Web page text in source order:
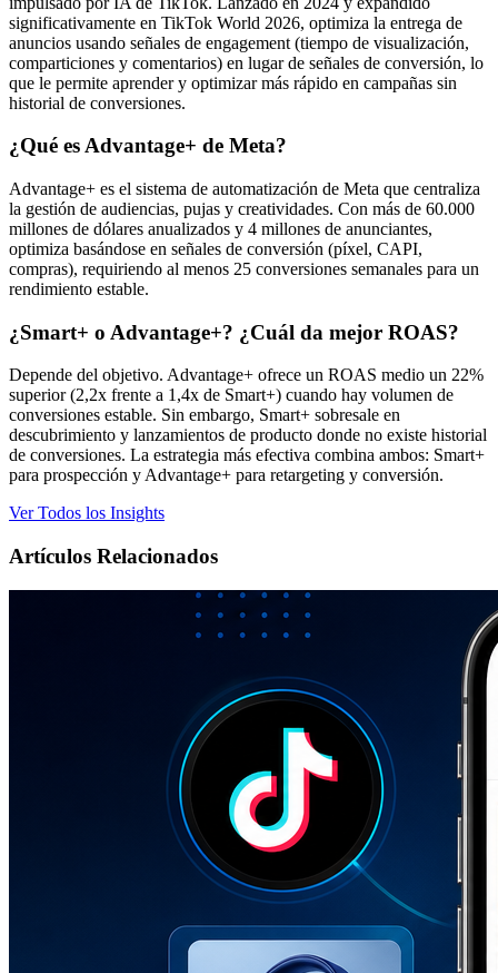
significativamente en TikTok World 2026, optimiza la entrega de
anuncios usando señales de engagement (tiempo de visualización,
comparticiones y comentarios) en lugar de señales de conversión, lo
que le permite aprender y optimizar más rápido en campañas sin
historial de conversiones.
¿Qué es Advantage+ de Meta?
Advantage+ es el sistema de automatización de Meta que centraliza
la gestión de audiencias, pujas y creatividades. Con más de 60.000
millones de dólares anualizados y 4 millones de anunciantes,
optimiza basándose en señales de conversión (píxel, CAPI,
compras), requiriendo al menos 25 conversiones semanales para un
rendimiento estable.
¿Smart+ o Advantage+? ¿Cuál da mejor ROAS?
Depende del objetivo. Advantage+ ofrece un ROAS medio un 22%
superior (2,2x frente a 1,4x de Smart+) cuando hay volumen de
conversiones estable. Sin embargo, Smart+ sobresale en
descubrimiento y lanzamientos de producto donde no existe historial
de conversiones. La estrategia más efectiva combina ambos: Smart+
para prospección y Advantage+ para retargeting y conversión.
Ver Todos los Insights
Artículos Relacionados